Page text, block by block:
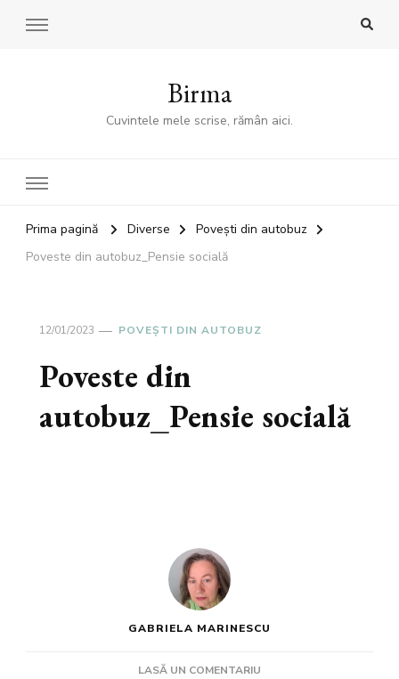
Birma
Cuvintele mele scrise, rămân aici.
Prima pagină Diverse
Poveşti din autobuz
Poveste din autobuz_Pensie socială
12/01/2023 POVEŞTI DIN AUTOBUZ
Poveste din
autobuz_Pensie socială
GABRIELA MARINESCU
LASĂ UN COMENTARIU